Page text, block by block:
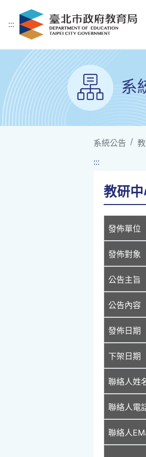
跳到主要內容
:::
系
系統公告
:::
教研
發佈單位
發佈對象
公告主旨
公告內容
發佈日期
下架日期
聯絡人姓
聯絡人電
聯絡人